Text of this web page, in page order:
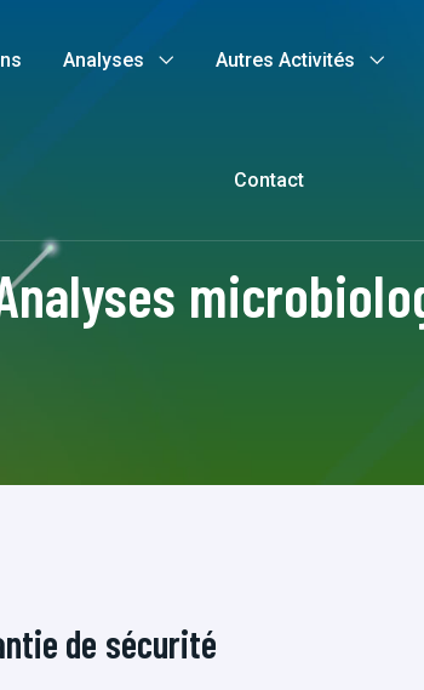
Analyses Autres Activités
Contact
de sécurité